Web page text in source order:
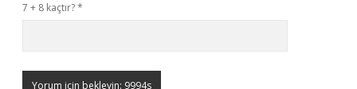
7 + 8 kaçtır?*